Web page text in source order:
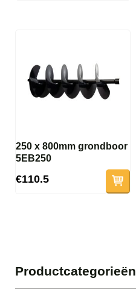
250 x 800mm grondboor
5EB250
€110.5
Productcategorieën